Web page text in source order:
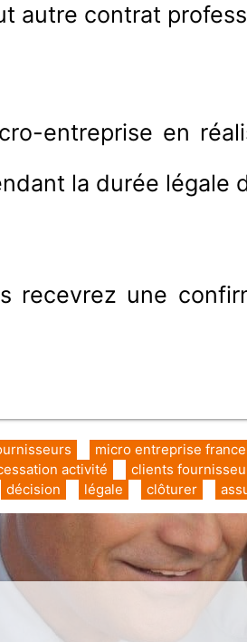
autre contrat
entreprise en
la durée légale
recevrez une
micro entreprise france
clients
activité
clôturer
légale
décision